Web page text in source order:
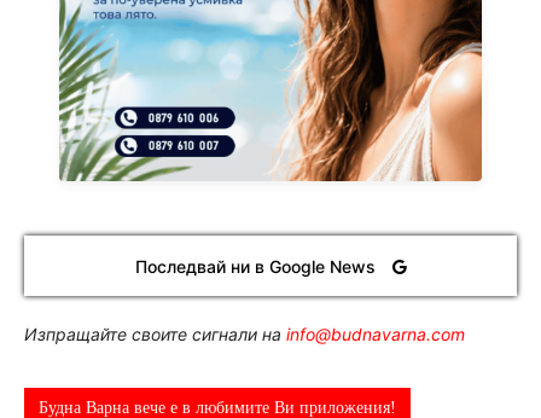
Последвай ни в Google News
Изпращайте своите сигнали на info@budnavarna.com
Будна Варна вече е в любимите Ви приложения!